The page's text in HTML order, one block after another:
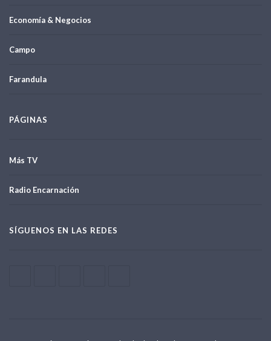
Economía & Negocios
Campo
Farandula
PÁGINAS
Más TV
Radio Encarnación
SÍGUENOS EN LAS REDES